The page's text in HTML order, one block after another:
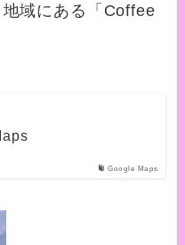
域にある「Coffee
Google Maps